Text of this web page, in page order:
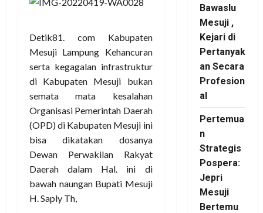
Detik81. com Kabupaten
Mesuji Lampung Kehancuran
serta kegagalan infrastruktur
di Kabupaten Mesuji bukan
semata mata kesalahan
Organisasi Pemerintah Daerah
(OPD) di Kabupaten Mesuji ini
bisa dikatakan dosanya
Dewan Perwakilan Rakyat
Daerah dalam Hal. ini di
bawah naungan Bupati Mesuji
H. Saply Th,
Bawaslu
Mesuji ,
Kejari di
Pertanyak
an Secara
Profesion
al
Pertemua
n
Strategis
Pospera:
Jepri
Mesuji
Bertemu